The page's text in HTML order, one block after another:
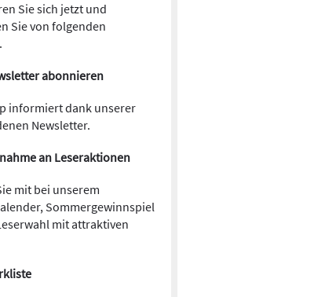
Sie sich jetzt und
Sie von folgenden
abonnieren
informiert dank unserer
Newsletter.
an Leseraktionen
mit bei unserem
Sommergewinnspiel
mit attraktiven